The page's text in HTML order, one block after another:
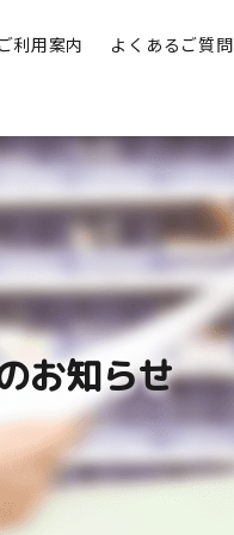
利用案内 よくあるご質問
お知らせ